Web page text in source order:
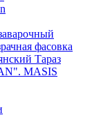
фасовка
Тараз
MASIS